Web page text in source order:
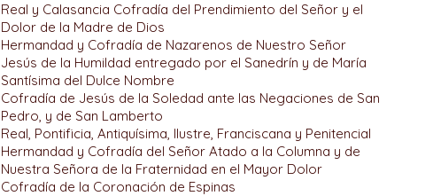
Real y Calasancia Cofradía del Prendimiento del Señor y el
Dolor de la Madre de Dios
Hermandad y Cofradía de Nazarenos de Nuestro Señor
Jesús de la Humildad entregado por el Sanedrín y de María
Santísima del Dulce Nombre
Cofradía de Jesús de la Soledad ante las Negaciones de San
Pedro, y de San Lamberto
Real, Pontificia, Antiquísima, Ilustre, Franciscana y Penitencial
Hermandad y Cofradía del Señor Atado a la Columna y de
Nuestra Señora de la Fraternidad en el Mayor Dolor
Cofradía de la Coronación de Espinas